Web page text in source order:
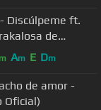
Discúlpeme ft.
de
m Am E Dm
de amor -
Oficial)